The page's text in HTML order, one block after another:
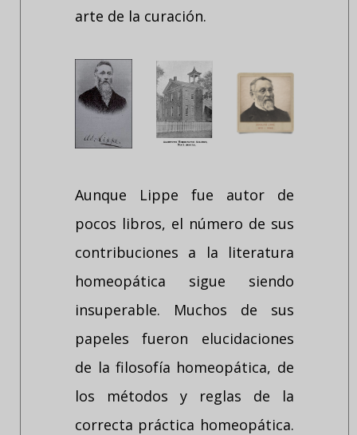
arte de la curación.
Aunque Lippe fue autor de
pocos libros, el número de sus
contribuciones a la literatura
homeopática sigue siendo
insuperable. Muchos de sus
papeles fueron elucidaciones
de la filosofía homeopática, de
los métodos y reglas de la
correcta práctica homeopática.